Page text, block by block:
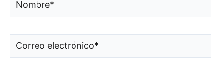
Correo
electrónico*